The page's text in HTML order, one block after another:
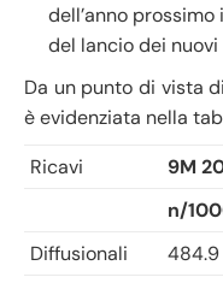
dell’anno
del lancio dei
Da un punto di vista
è evidenziata nella
Ricavi
9M
n/
Diffusionali
484.9